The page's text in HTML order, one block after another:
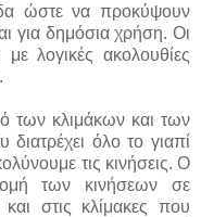
ώστε να προκύψουν
για δημόσια χρήση. Οι
λογικές ακολουθίες
των κλιμάκων και των
όλο το γιαπί
τις κινήσεις. Ο
των κινήσεων σε
στις κλίμακες που